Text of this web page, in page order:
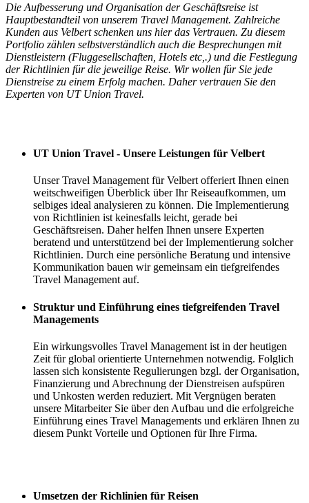
Die Aufbesserung und Organisation der Geschäftsreise ist
Hauptbestandteil von unserem Travel Management. Zahlreiche
Kunden aus Velbert schenken uns hier das Vertrauen. Zu diesem
Portfolio zählen selbstverständlich auch die Besprechungen mit
Dienstleistern (Fluggesellschaften, Hotels etc,.) und die Festlegung
der Richtlinien für die jeweilige Reise. Wir wollen für Sie jede
Dienstreise zu einem Erfolg machen. Daher vertrauen Sie den
Experten von UT Union Travel.
UT Union Travel - Unsere Leistungen für Velbert
Unser Travel Management für Velbert offeriert Ihnen einen
weitschweifigen Überblick über Ihr Reiseaufkommen, um
selbiges ideal analysieren zu können. Die Implementierung
von Richtlinien ist keinesfalls leicht, gerade bei
Geschäftsreisen. Daher helfen Ihnen unsere Experten
beratend und unterstützend bei der Implementierung solcher
Richtlinien. Durch eine persönliche Beratung und intensive
Kommunikation bauen wir gemeinsam ein tiefgreifendes
Travel Management auf.
Struktur und Einführung eines tiefgreifenden Travel
Managements
Ein wirkungsvolles Travel Management ist in der heutigen
Zeit für global orientierte Unternehmen notwendig. Folglich
lassen sich konsistente Regulierungen bzgl. der Organisation,
Finanzierung und Abrechnung der Dienstreisen aufspüren
und Unkosten werden reduziert. Mit Vergnügen beraten
unsere Mitarbeiter Sie über den Aufbau und die erfolgreiche
Einführung eines Travel Managements und erklären Ihnen zu
diesem Punkt Vorteile und Optionen für Ihre Firma.
Umsetzen der Richlinien für Reisen